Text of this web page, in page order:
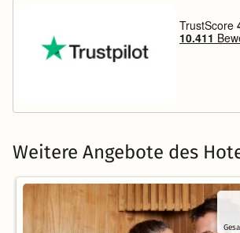
Weitere Angebote des